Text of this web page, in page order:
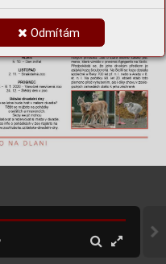
Odmítám